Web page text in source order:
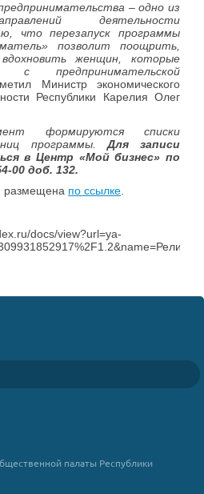
– одно из
деятельности
что перезапуск программы
позволит поощрить,
женщин, которые
предпринимательской
Министр экономического
Республики Карелия Олег
формируются списки
программы.Для записи
в Центр «Мой бизнес» по
00 доб. 132.
размещена по ссылке.
docs/view?url=ya-
палаты Республики